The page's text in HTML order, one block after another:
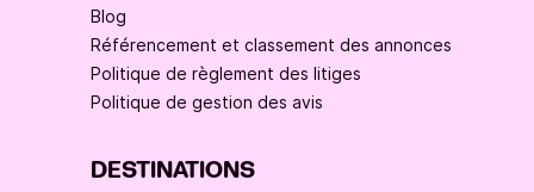
Blog
Référencement et classement des annonces
Politique de règlement des litiges
Politique de gestion des avis
DESTINATIONS